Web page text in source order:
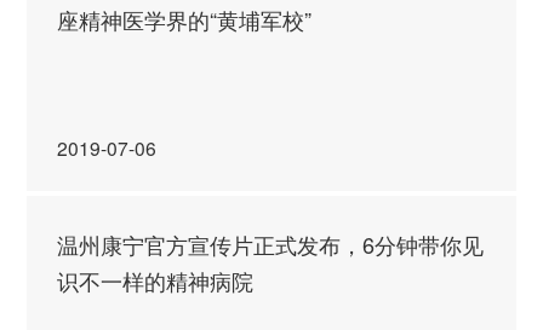
座精神医学界的“黄埔军校”
2019-07-06
温州康宁官方宣传片正式发布，6分钟带你见
识不一样的精神病院